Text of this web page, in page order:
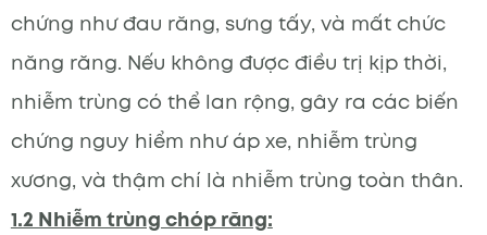
chứng như đau răng, sưng tấy, và mất chức
năng răng. Nếu không được điều trị kịp thời,
nhiễm trùng có thể lan rộng, gây ra các biến
chứng nguy hiểm như áp xe, nhiễm trùng
xương, và thậm chí là nhiễm trùng toàn thân.
1.2 Nhiễm trùng chóp răng: